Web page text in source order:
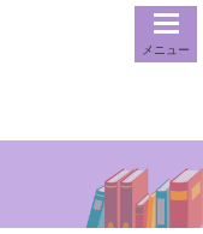
メニュー